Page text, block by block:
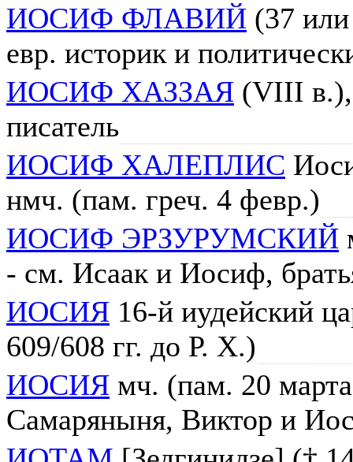
ИОСИФ ФЛАВИЙ (37
евр. историк и
ИОСИФ ХАЗЗАЯ (VIII в.),
писатель
ИОСИФ ХАЛЕПЛИС
нмч. (пам. греч. 4 февр.)
ИОСИФ ЭРЗУРУМСКИЙ
- см. Исаак и Иосиф,
ИОСИЯ 16-й иудейский
609/608 гг. до Р. Х.)
ИОСИЯ мч. (пам. 20
Самаряныня, Виктор и